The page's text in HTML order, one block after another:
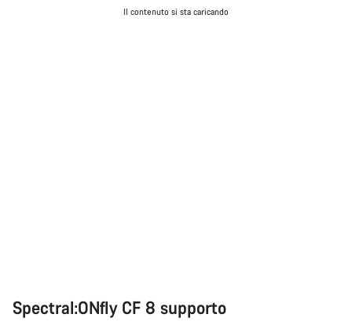
Il contenuto si sta caricando
Spectral:ONfly CF 8 supporto